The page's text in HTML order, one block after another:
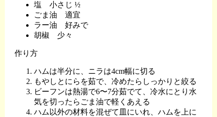
塩 小さじ ½
ごま油 適宜
ラー油 好みで
胡椒 少々
作り方
ハムは半分に、ニラは4cm幅に切る
もやしとにらを茹で、冷めたらしっかりと絞る
ビーフンは熱湯で6〜7分茹でて、冷水にとり水
気を切ったらごま油で軽くあえる
ハム以外の材料を混ぜて皿にいれ、ハムを上に